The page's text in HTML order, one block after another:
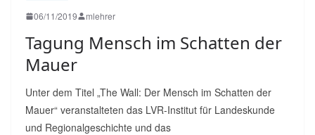
06/11/2019 mlehrer
Tagung Mensch im Schatten der
Mauer
Unter dem Titel „The Wall: Der Mensch im Schatten der
Mauer“ veranstalteten das LVR-Institut für Landeskunde
und Regionalgeschichte und das